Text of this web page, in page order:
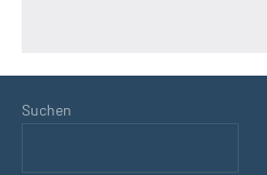
Suchen